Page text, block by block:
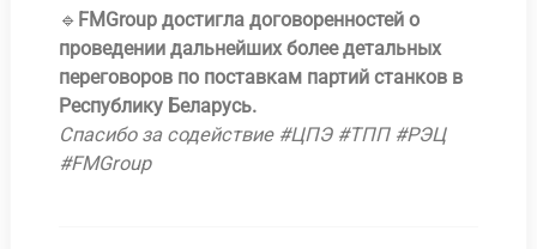
🔹 FMGroup достигла договоренностей о
проведении дальнейших более детальных
переговоров по поставкам партий станков в
Республику Беларусь.
Спасибо за содействие #ЦПЭ #ТПП #РЭЦ
#FMGroup